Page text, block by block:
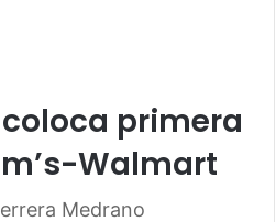
primera
Walmart
Medrano